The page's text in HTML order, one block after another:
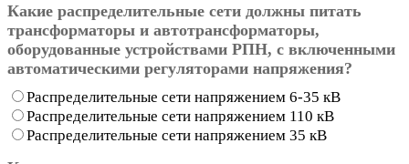
Какие распределительные сети должны питать
трансформаторы и автотрансформаторы,
оборудованные устройствами РПН, с включенными
автоматическими регуляторами напряжения?
Распределительные сети напряжением 6-35 кВ
Распределительные сети напряжением 110 кВ
Распределительные сети напряжением 35 кВ